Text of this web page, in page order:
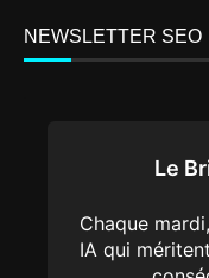
NEWSLETTER SEO
Le
Chaque
IA qui